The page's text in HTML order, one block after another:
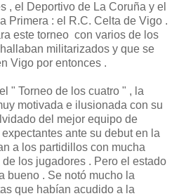
, el Deportivo de La Coruña y el
Primera : el R.C. Celta de Vigo .
este torneo con varios de los
militarizados y que se
Vigo por entonces .
" Torneo de los cuatro " , la
motivada e ilusionada con su
del mejor equipo de
ante su debut en la
a los partidillos con mucha
los jugadores . Pero el estado
bueno . Se notó mucho la
que habían acudido a la